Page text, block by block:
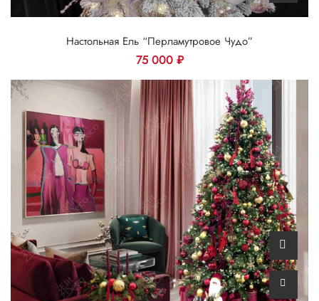
Настольная Ель “Перламутровое Чудо”
75 000 ₽